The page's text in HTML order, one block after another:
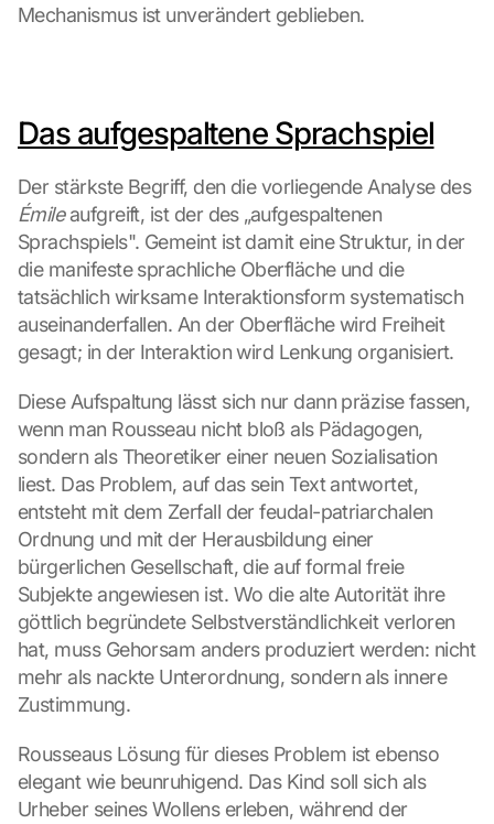
Mechanismus ist unverändert geblieben.
Das aufgespaltene Sprachspiel
Der stärkste Begriff, den die vorliegende Analyse des
Émile aufgreift, ist der des „aufgespaltenen
Sprachspiels". Gemeint ist damit eine Struktur, in der
die manifeste sprachliche Oberfläche und die
tatsächlich wirksame Interaktionsform systematisch
auseinanderfallen. An der Oberfläche wird Freiheit
gesagt; in der Interaktion wird Lenkung organisiert.
Diese Aufspaltung lässt sich nur dann präzise fassen,
wenn man Rousseau nicht bloß als Pädagogen,
sondern als Theoretiker einer neuen Sozialisation
liest. Das Problem, auf das sein Text antwortet,
entsteht mit dem Zerfall der feudal-patriarchalen
Ordnung und mit der Herausbildung einer
bürgerlichen Gesellschaft, die auf formal freie
Subjekte angewiesen ist. Wo die alte Autorität ihre
göttlich begründete Selbstverständlichkeit verloren
hat, muss Gehorsam anders produziert werden: nicht
mehr als nackte Unterordnung, sondern als innere
Zustimmung.
Rousseaus Lösung für dieses Problem ist ebenso
elegant wie beunruhigend. Das Kind soll sich als
Urheber seines Wollens erleben, während der